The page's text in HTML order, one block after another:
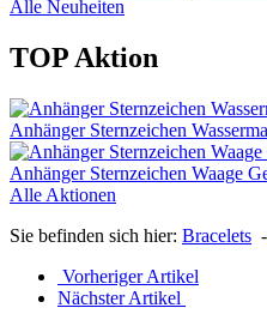
Alle Neuheiten
TOP Aktion
Anhänger Sternzeichen
Anhänger Sternzeichen Waage
Alle Aktionen
Sie befinden sich hier: Bracelets
Vorheriger Artikel
Nächster Artikel